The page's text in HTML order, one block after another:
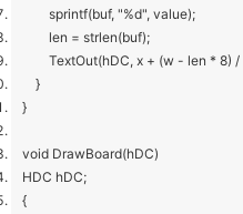
sprintf(buf, "%d", value);
len = strlen(buf);
TextOut(hDC, x + (w - len * 8) /
}
}
void DrawBoard(hDC)
HDC hDC;
{